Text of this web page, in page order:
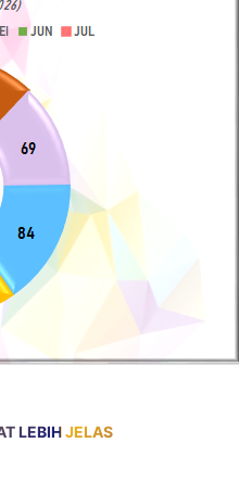
LEBIH JELAS